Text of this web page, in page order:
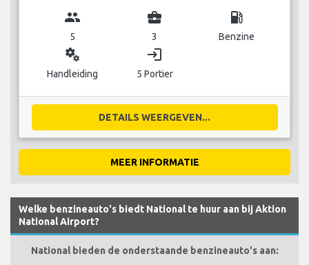
group
5
business_center
3
local_gas_station
Benzine
miscellaneous_services
Handleiding
login
5 Portier
DETAILS WEERGEVEN...
MEER INFORMATIE
Welke benzineauto's biedt National te huur aan bij Aktion
National Airport?
National bieden de onderstaande benzineauto's aan: